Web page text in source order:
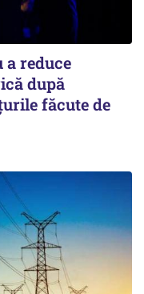
a reduce
după
făcute de